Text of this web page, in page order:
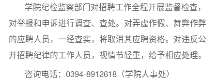
学院纪检监察部门对招聘工作全程开展监督检查，
对举报和申诉进行调查、查处。对弄虚作假、舞弊作弊
的应聘人员，一经查实，将取消其应聘资格。对违反公
开招聘纪律的工作人员，视情节轻重，给予相应处理。
咨询电话：0394-8912618（学院人事处）